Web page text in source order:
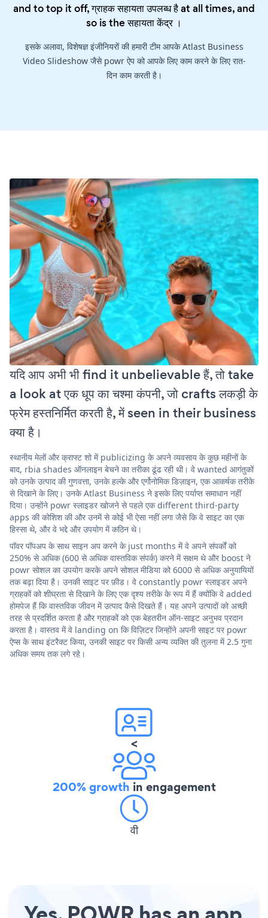
and to top it off, ग्राहक सहायता उपलब्ध है at all times, and
so is theसहायता केंद्र।
इसके अलावा, विशेषज्ञ इंजीनियरों की हमारी टीम आपके Atlast Business
Video Slideshow जैसे powr ऐप को आपके लिए काम करने के लिए रात-
दिन काम करती है।
यदि आप अभी भी find it unbelievable हैं, तो take
a look at एक धूप का चश्मा कंपनी, जो crafts लकड़ी के
फ्रेम हस्तनिर्मित करती है, में seen in their business
क्या है।
स्थानीय मेलों और क्राफ्ट शो में publicizing के अपने व्यवसाय के कुछ महीनों के
बाद, rbia shades ऑनलाइन बेचने का तरीका ढूंढ रही थी। वे wanted आगंतुकों
को उनके उत्पाद की गुणवत्ता, उनके हल्के और एर्गोनोमिक डिज़ाइन, एक आकर्षक तरीके
से दिखाने के लिए। उनके Atlast Business ने इसके लिए पर्याप्त समाधान नहीं
दिया। उन्होंने powr स्लाइडर खोजने से पहले एक different third-party
apps की कोशिश की और उनमें से कोई भी ऐसा नहीं लगा जैसे कि वे साइट का एक
हिस्सा थे, और वे भद्दे और उपयोग में कठिन थे।
पॉवर पॉपअप के साथ साइन अप करने के just months में वे अपने संपर्कों को
250% से अधिक (600 से अधिक वास्तविक संपर्क) करने में सक्षम थे और boost ने
powr सोशल का उपयोग करके अपने सोशल मीडिया को 6000 से अधिक अनुयायियों
तक बढ़ा दिया है। उनकी साइट पर फ़ीड। वे constantly powr स्लाइडर अपने
ग्राहकों को शीघ्रता से दिखाने के लिए एक दृश्य तरीके के रूप में हैं क्योंकि वे added
होमपेज हैं कि वास्तविक जीवन में उत्पाद कैसे दिखते हैं। यह अपने उत्पादों को अच्छी
तरह से प्रदर्शित करता है और ग्राहकों को एक बेहतरीन ऑन-साइट अनुभव प्रदान
करता है। वास्तव में वे landing on कि विज़िटर जिन्होंने अपनी साइट पर powr
ऐप्स के साथ इंटरैक्ट किया, उनकी साइट पर किसी अन्य व्यक्ति की तुलना में 2.5 गुना
अधिक समय तक लगे रहे।
<
200% growth in engagement
वी